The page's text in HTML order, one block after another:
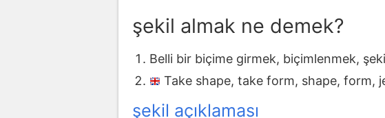
şekil almak ne demek?
Belli bir biçime girmek, biçimlenmek,
Take shape, take form, shape, form,
şekil açıklaması